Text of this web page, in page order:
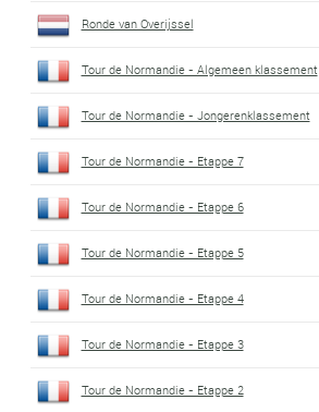
Ronde van Overijssel
Tour de Normandie - Algemeen klassement
Tour de Normandie - Jongerenklassement
Tour de Normandie - Etappe 7
Tour de Normandie - Etappe 6
Tour de Normandie - Etappe 5
Tour de Normandie - Etappe 4
Tour de Normandie - Etappe 3
Tour de Normandie - Etappe 2